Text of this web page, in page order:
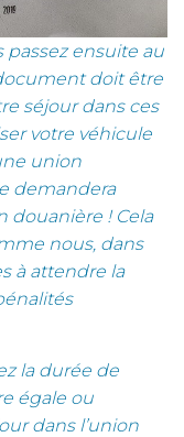
passez ensuite au
doit être
séjour dans ces
votre véhicule
union
demandera
douanière ! Cela
nous, dans
à attendre la
la durée de
égale ou
dans l’union